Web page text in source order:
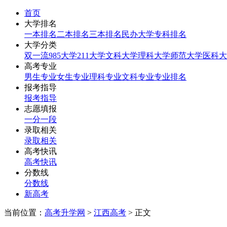
首页
大学排名
一本排名 二本排名三本排名 民办大学专科排名
大学分类
双一流985大学211大学文科大学理科大学师范大学医科
高考专业
男生专业女生专业理科专业文科专业专业排名
报考指导
报考指导
志愿填报
一分一段
录取相关
录取相关
高考快讯
高考快讯
分数线
分数线
新高考
当前位置： 高考升学网 > 江西高考 > 正文